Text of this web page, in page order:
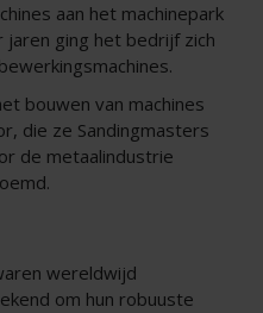
aan het machinepark
ging het bedrijf zich
bouwen van machines
die ze Sandingmasters
de metaalindustrie
wereldwijd
om hun robuuste